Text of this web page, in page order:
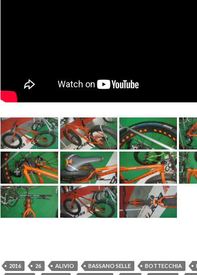
2016 26 ALIVIO BASSANO SELLE BOTTECCHIA